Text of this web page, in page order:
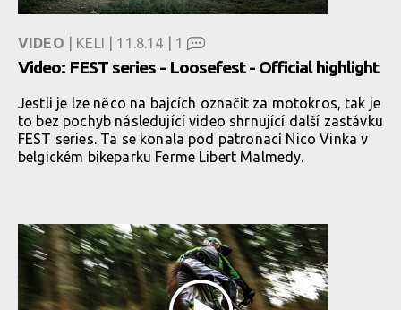
VIDEO | KELI | 11.8.14 | 1
Video: FEST series - Loosefest - Official highlight
Jestli je lze něco na bajcích označit za motokros, tak je
to bez pochyb následující video shrnující další zastávku
FEST series. Ta se konala pod patronací Nico Vinka v
belgickém bikeparku Ferme Libert Malmedy.